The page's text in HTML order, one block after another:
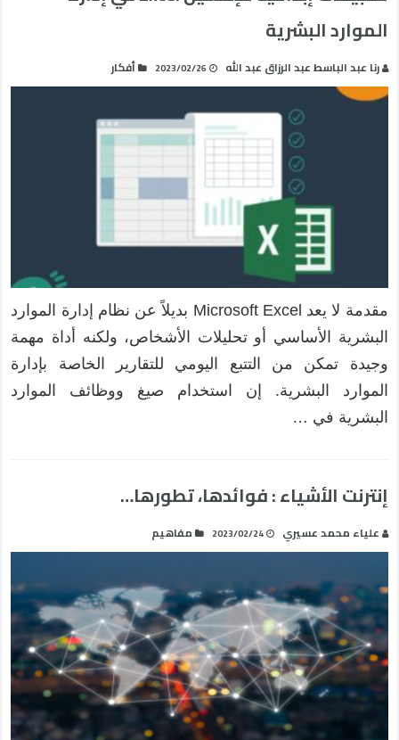
الموارد البشرية
رنا عبد الباسط عبد الرزاق عبد الله 2023/02/26 أفكار
مقدمة لا يعد Microsoft Excel بديلاً عن نظام إدارة الموارد
البشرية الأساسي أو تحليلات الأشخاص، ولكنه أداة مهمة
وجيدة تمكن من التتبع اليومي للتقارير الخاصة بإدارة
الموارد البشرية. إن استخدام صيغ ووظائف الموارد
البشرية في …
إنترنت الأشياء : فوائدها، تطورها…
علياء محمد عسيري 2023/02/24 مفاهيم